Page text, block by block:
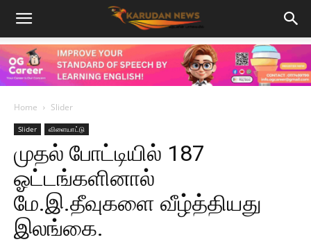
Home Slider
Slider விளையாட்டு
முதல் போட்டியில் 187
ஓட்டங்களினால்
மே.இ.தீவுகளை வீழ்த்தியது
இலங்கை.